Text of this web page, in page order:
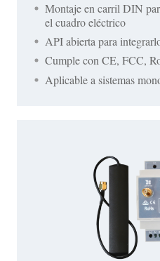
Montaje en carril DIN
el cuadro eléctrico
API abierta para
Cumple con CE, FCC,
Aplicable a sistemas